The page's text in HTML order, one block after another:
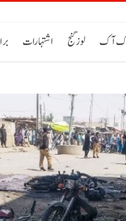
اشتہارات لوز گنج آک